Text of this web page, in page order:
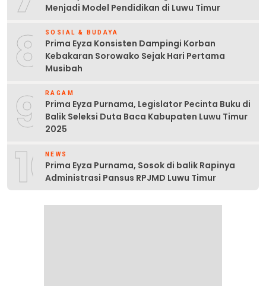
Menjadi Model Pendidikan di Luwu Timur
8 SOSIAL & BUDAYA
Prima Eyza Konsisten Dampingi Korban
Kebakaran Sorowako Sejak Hari Pertama
Musibah
9 RAGAM
Prima Eyza Purnama, Legislator Pecinta Buku di
Balik Seleksi Duta Baca Kabupaten Luwu Timur
2025
10NEWS
Prima Eyza Purnama, Sosok di balik Rapinya
Administrasi Pansus RPJMD Luwu Timur